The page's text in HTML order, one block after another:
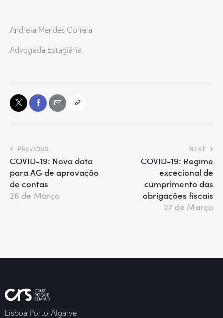
Andreia Mendes Correia
Advogada Estagiária
PREVIOUS
COVID-19: Nova data
para AG de aprovação
de contas
26 de Março
NEXT
COVID-19: Regime
excecional de
cumprimento das
obrigações fiscais
27 de Março
Lisboa-Porto-Algarve